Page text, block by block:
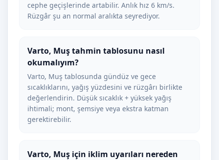
cephe geçişlerinde artabilir. Anlık hız 6 km/s.
Rüzgâr şu an normal aralıkta seyrediyor.
Varto, Muş tahmin tablosunu nasıl
okumalıyım?
Varto, Muş tablosunda gündüz ve gece
sıcaklıklarını, yağış yüzdesini ve rüzgârı birlikte
değerlendirin. Düşük sıcaklık + yüksek yağış
ihtimali; mont, şemsiye veya ekstra katman
gerektirebilir.
Varto, Muş için iklim uyarıları nereden